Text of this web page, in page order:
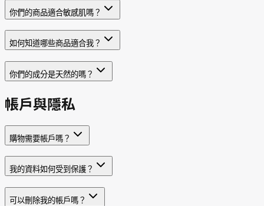
你們的商品適合敏感肌嗎？
如何知道哪些商品適合我？
你們的成分是天然的嗎？
帳戶與隱私
購物需要帳戶嗎？
我的資料如何受到保護？
可以刪除我的帳戶嗎？